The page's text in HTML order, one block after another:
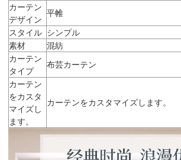
カーテン
デザイン
平帷
スタイル シンプル
素材
混紡
カーテン
タイプ
布芸カーテン
カーテン
をカスタ
マイズし
ます。
カーテンをカスタマイズします。